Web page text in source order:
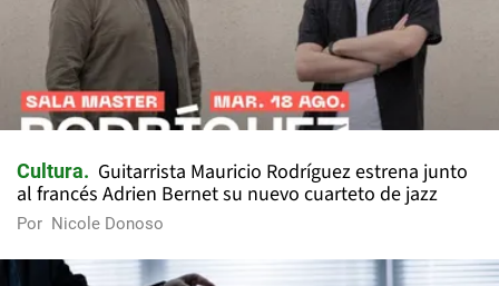
Cultura
Guitarrista Mauricio Rodríguez estrena junto
al francés Adrien Bernet su nuevo cuarteto de jazz
Por Nicole Donoso